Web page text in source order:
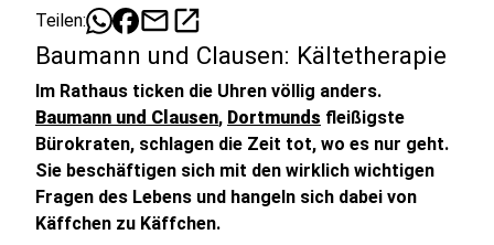
Teilen: mailopen_in_new
Baumann und Clausen: Kältetherapie
Im Rathaus ticken die Uhren völlig anders.
Baumann und Clausen, Dortmunds fleißigste
Bürokraten, schlagen die Zeit tot, wo es nur geht.
Sie beschäftigen sich mit den wirklich wichtigen
Fragen des Lebens und hangeln sich dabei von
Käffchen zu Käffchen.